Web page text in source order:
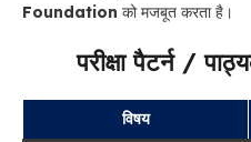
Foundation को मजबूत करता है।
परीक्षा पैटर्न /
विषय